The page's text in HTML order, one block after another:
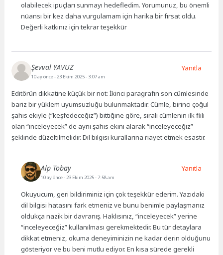
olabilecek ipuçları sunmayı hedefledim. Yorumunuz, bu önemli
nüansı bir kez daha vurgulamam için harika bir fırsat oldu.
Değerli katkınız için tekrar teşekkür
Şevval YAVUZ
10 ay önce- 23 Ekim 2025 - 3:07 am
Editörün dikkatine küçük bir not: İkinci paragrafın son cümlesinde
bariz bir yüklem uyumsuzluğu bulunmaktadır. Cümle, birinci çoğul
şahıs ekiyle (“keşfedeceğiz”) bittiğine göre, sıralı cümlenin ilk fiili
olan “inceleyecek” de aynı şahıs ekini alarak “inceleyeceğiz”
şeklinde düzeltilmelidir. Dil bilgisi kurallarına riayet etmek esastır.
Yanıtla
Alp Tobay
10 ay önce- 23 Ekim 2025 - 7:58 am
Okuyucum, geri bildiriminiz için çok teşekkür ederim. Yazıdaki
dil bilgisi hatasını fark etmeniz ve bunu benimle paylaşmanız
oldukça nazik bir davranış. Haklısınız, “inceleyecek” yerine
“inceleyeceğiz” kullanılması gerekmektedir. Bu tür detaylara
dikkat etmeniz, okuma deneyiminizin ne kadar derin olduğunu
gösteriyor ve bu beni mutlu ediyor. En kısa sürede gerekli
Yanıtla